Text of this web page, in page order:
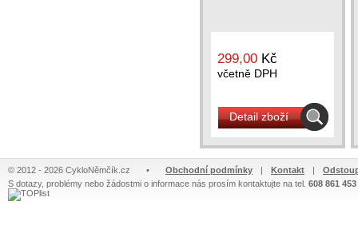
299,00 Kč
včetně DPH
Detail zboží
© 2012 - 2026 CykloNěmčík.cz • Obchodní podmínky | Kontakt |
S dotazy, problémy nebo žádostmi o informace nás prosím kontaktujte na tel. 608 861 453